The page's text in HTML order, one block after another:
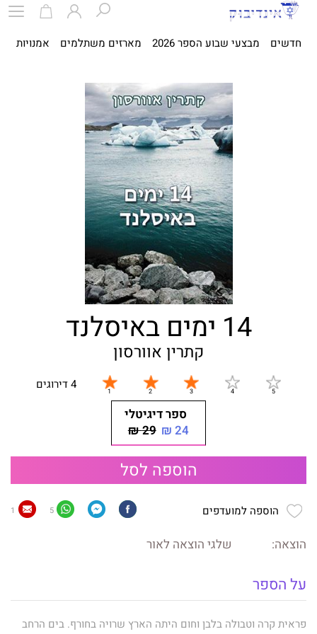
חדשים מבצעי שבוע הספר 2026 מארזים משתלמים אמנויות
14 ימים באיסלנד
קתרין אוורסון
4 דירוגים
ספר דיגיטלי
24 ₪
29 ₪
הוספה לסל
הוספה למועדפים 5
1
הוצאה: שלגי הוצאה לאור
על הספר
פראית קרה וטבולה בלבן וחום היתה הארץ שרויה בחורף. בים הרחב